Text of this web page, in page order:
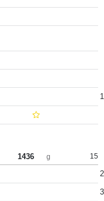
1436 g 15